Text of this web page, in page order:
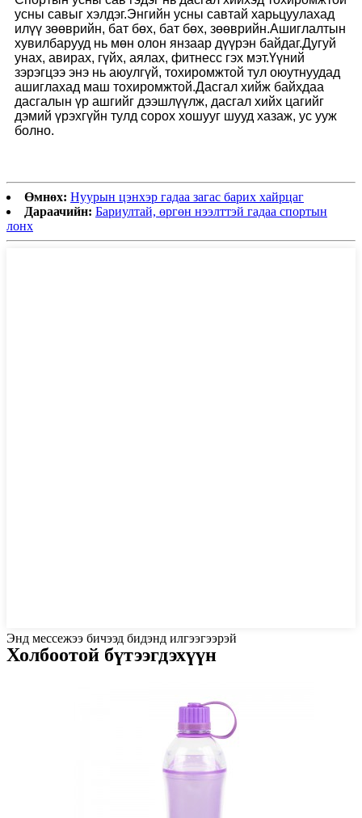
усны савыг хэлдэг.Энгийн усны савтай харьцуулахад
илүү зөөврийн, бат бөх, бат бөх, зөөврийн.Ашиглалтын
хувилбарууд нь мөн олон янзаар дүүрэн байдаг.Дугуй
унах, авирах, гүйх, аялах, фитнесс гэх мэт.Үүний
зэрэгцээ энэ нь аюулгүй, тохиромжтой тул оюутнуудад
ашиглахад маш тохиромжтой.Дасгал хийж байхдаа
дасгалын үр ашгийг дээшлүүлж, дасгал хийх цагийг
дэмий үрэхгүйн тулд сорох хошууг шууд хазаж, ус ууж
болно.
Өмнөх: Нуурын цэнхэр гадаа загас барих хайрцаг
Дараачийн: Бариултай, өргөн нээлттэй гадаа спортын
лонх
Энд мессежээ бичээд бидэнд илгээгээрэй
Холбоотой бүтээгдэхүүн